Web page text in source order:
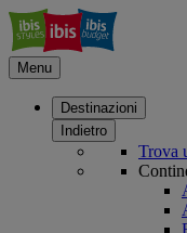
Menu
Destinazioni
Indietro
Trova